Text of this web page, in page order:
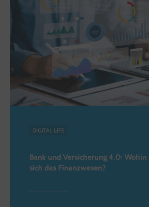
DIGITAL LIFE
Bank und Versicherung 4.0:
sich das Finanzwesen?